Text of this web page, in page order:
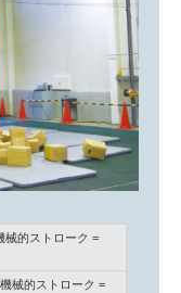
械的ストローク =
械的ストローク =